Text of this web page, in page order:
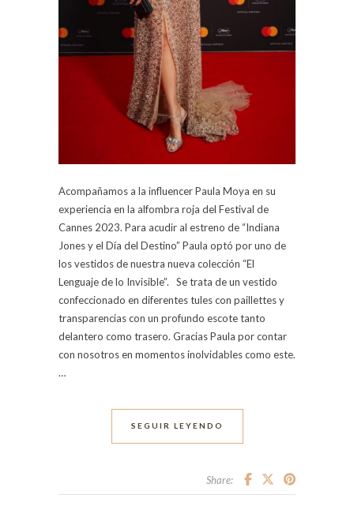
Acompañamos a la influencer Paula Moya en su
experiencia en la alfombra roja del Festival de
Cannes 2023. Para acudir al estreno de “Indiana
Jones y el Día del Destino” Paula optó por uno de
los vestidos de nuestra nueva colección “El
Lenguaje de lo Invisible”. Se trata de un vestido
confeccionado en diferentes tules con paillettes y
transparencias con un profundo escote tanto
delantero como trasero. Gracias Paula por contar
con nosotros en momentos inolvidables como este.
…
SEGUIR LEYENDO
Share: